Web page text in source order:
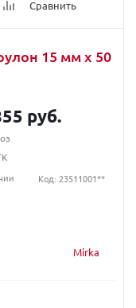
Сравнить
15 мм x 50
Mirka
руб.
Код: 23511001**